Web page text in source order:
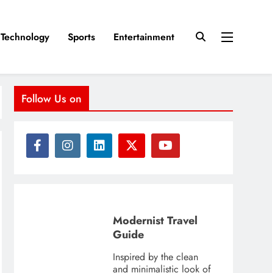
Technology Sports Entertainment
Follow Us on
Modernist Travel
Guide
Inspired by the clean
and minimalistic look of